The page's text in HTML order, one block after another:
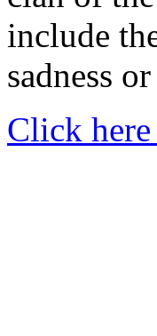
include
sadness
Click